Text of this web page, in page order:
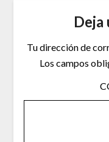
Deja
Tu dirección de
Los campos